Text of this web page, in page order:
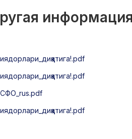
информация